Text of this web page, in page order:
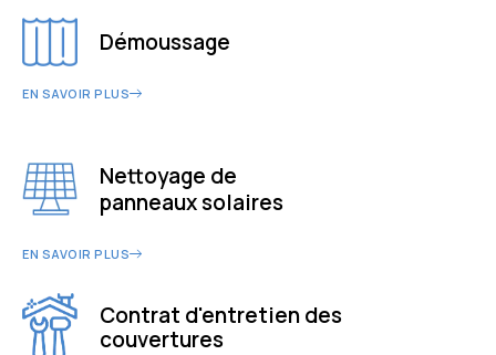
Démoussage
EN SAVOIR PLUS
Nettoyage de
panneaux solaires
EN SAVOIR PLUS
Contrat d'entretien des
couvertures